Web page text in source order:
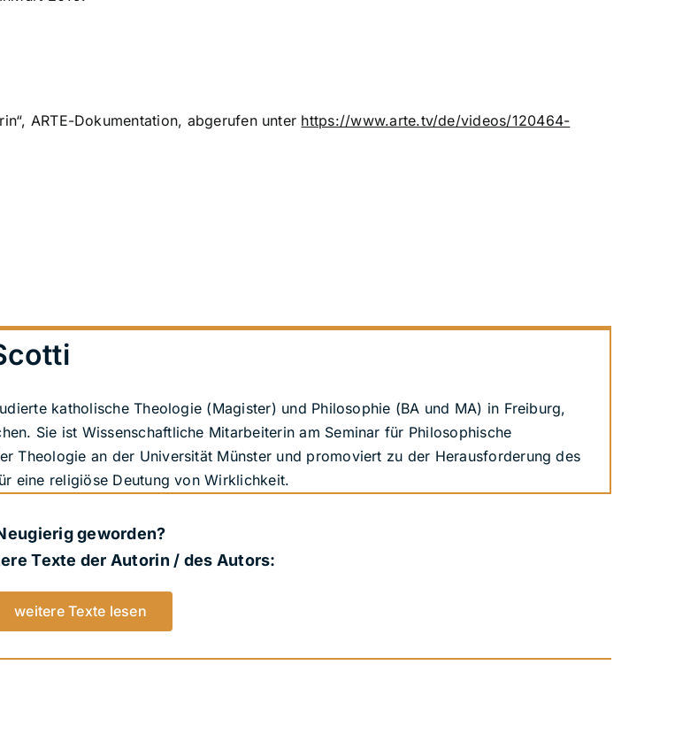
ARTE-Dokumentation, abgerufen unter https://www.arte.tv/de/videos/120464-
katholische Theologie (Magister) und Philosophie (BA und MA) in Freiburg,
Sie ist Wissenschaftliche Mitarbeiterin am Seminar für Philosophische
Theologie an der Universität Münster und promoviert zu der Herausforderung des
eine religiöse Deutung von Wirklichkeit.
geworden?
Texte der Autorin / des Autors:
weitere Texte lesen